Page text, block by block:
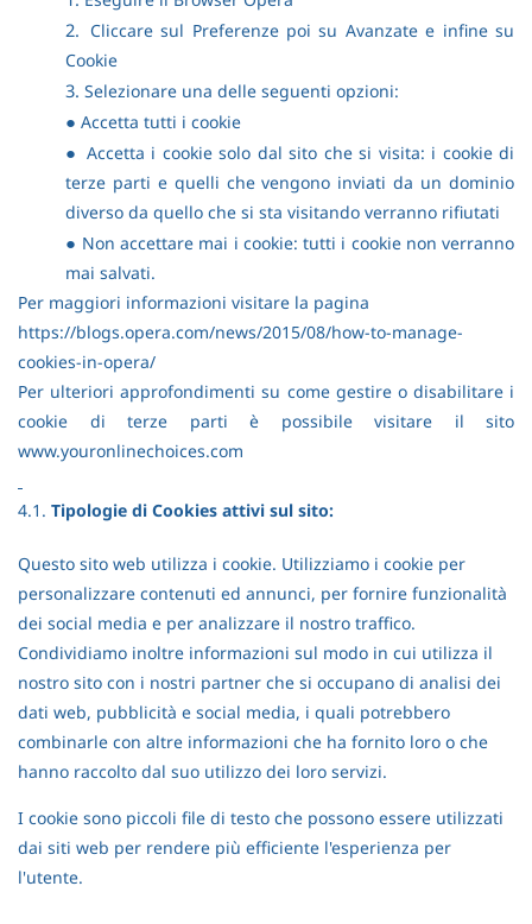
2. Cliccare sul Preferenze poi su Avanzate e infine su
Cookie
3. Selezionare una delle seguenti opzioni:
● Accetta tutti i cookie
● Accetta i cookie solo dal sito che si visita: i cookie di
terze parti e quelli che vengono inviati da un dominio
diverso da quello che si sta visitando verranno rifiutati
● Non accettare mai i cookie: tutti i cookie non verranno
mai salvati.
Per maggiori informazioni visitare la pagina
https://blogs.opera.com/news/2015/08/how-to-manage-
cookies-in-opera/
Per ulteriori approfondimenti su come gestire o disabilitare i
cookie di terze parti è possibile visitare il sito
www.youronlinechoices.com
4.1. Tipologie di Cookies attivi sul sito:
Questo sito web utilizza i cookie. Utilizziamo i cookie per
personalizzare contenuti ed annunci, per fornire funzionalità
dei social media e per analizzare il nostro traffico.
Condividiamo inoltre informazioni sul modo in cui utilizza il
nostro sito con i nostri partner che si occupano di analisi dei
dati web, pubblicità e social media, i quali potrebbero
combinarle con altre informazioni che ha fornito loro o che
hanno raccolto dal suo utilizzo dei loro servizi.
I cookie sono piccoli file di testo che possono essere utilizzati
dai siti web per rendere più efficiente l'esperienza per
l'utente.